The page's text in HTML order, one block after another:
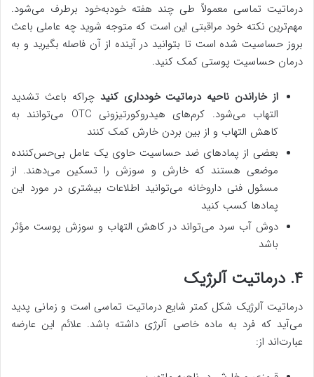
درماتیت تماسی معمولاً طی چند هفته خودبه‌خود برطرف می‌شود.
مهم‌ترین نکته خود مراقبتی این است که متوجه شوید چه عاملی باعث
بروز حساسیت شده است تا بتوانید در آینده از آن فاصله بگیرید و به
درمان حساسیت پوستی کمک کنید.
از خاراندن ناحیه درماتیت خودداری کنید چراکه باعث تشدید
التهاب می‌شود. کرم‌های هیدروکورتیزونی OTC می‌توانند به
کاهش التهاب و از بین بردن خارش کمک کنند
بعضی از پمادهای ضد حساسیت حاوی یک عامل بی‌حس‌کننده
موضعی هستند که خارش و سوزش را تسکین می‌دهند. از
مسئول فنی داروخانه می‌توانید اطلاعات بیشتری در مورد این
پمادها کسب کنید
دوش آب سرد می‌تواند در کاهش التهاب و سوزش پوست مؤثر
باشد
۴. درماتیت آلرژیک
درماتیت آلرژیک شکل کمتر شایع درماتیت تماسی است و زمانی پدید
می‌آید که فرد به ماده خاصی آلرژی داشته باشد. علائم این عارضه
عبارت‌اند از: